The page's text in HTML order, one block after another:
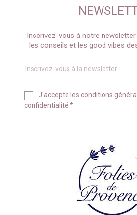
Inscrivez-vous à notre
les conseils et les good vibes
J'accepte les conditions
confidentialité *